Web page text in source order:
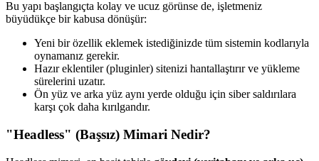
Bu yapı başlangıçta kolay ve ucuz görünse de, işletmeniz
büyüdükçe bir kabusa dönüşür:
Yeni bir özellik eklemek istediğinizde tüm sistemin kodlarıyla
oynamanız gerekir.
Hazır eklentiler (pluginler) sitenizi hantallaştırır ve yükleme
sürelerini uzatır.
Ön yüz ve arka yüz aynı yerde olduğu için siber saldırılara
karşı çok daha kırılgandır.
"Headless" (Başsız) Mimari Nedir?